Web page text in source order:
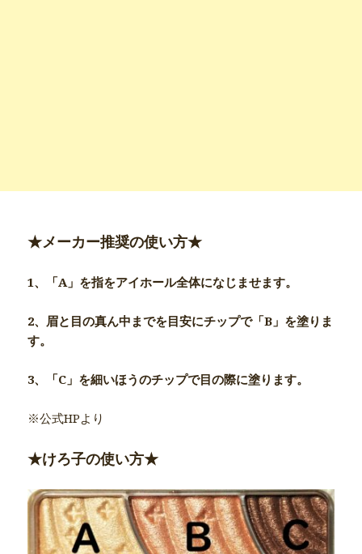
★メーカー推奨の使い方★
1、「A」を指をアイホール全体になじませます。
2、眉と目の真ん中までを目安にチップで「B」を塗りま
す。
3、「C」を細いほうのチップで目の際に塗ります。
※公式HPより
★けろ子の使い方★